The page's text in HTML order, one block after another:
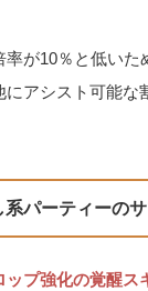
が10％と低い
アシスト可能
パーティーの
ップ強化の覚醒ス